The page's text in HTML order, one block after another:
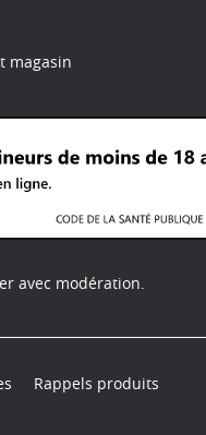
magasin
avec modération.
Rappels produits